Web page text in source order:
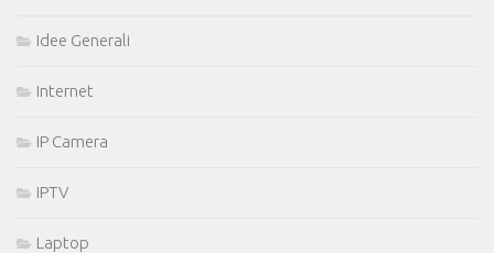
Idee Generali
Internet
IP Camera
IPTV
Laptop